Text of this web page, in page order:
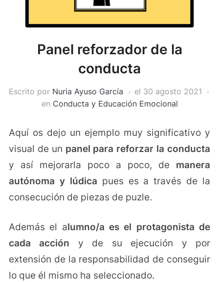
Panel reforzador de la
conducta
Escrito por Nuria Ayuso García el 30 agosto 2021
en Conducta y Educación Emocional
Aquí os dejo un ejemplo muy significativo y
visual de un panel para reforzar la conducta
y así mejorarla poco a poco, de manera
autónoma y lúdica pues es a través de la
consecución de piezas de puzle.
Además el alumno/a es el protagonista de
cada acción y de su ejecución y por
extensión de la responsabilidad de conseguir
lo que él mismo ha seleccionado.